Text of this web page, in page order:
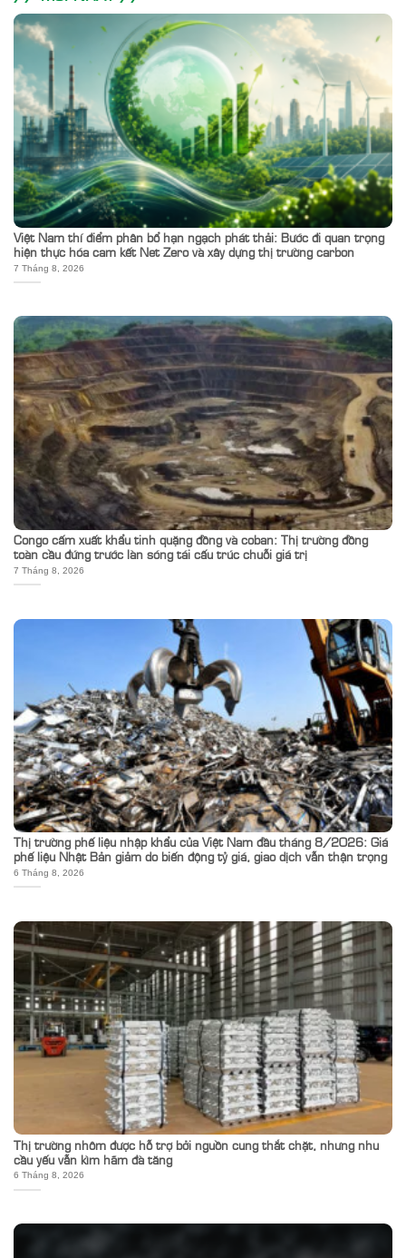
Việt Nam thí điểm phân bổ hạn ngạch phát thải: Bước đi quan trọng
hiện thực hóa cam kết Net Zero và xây dựng thị trường carbon
7 Tháng 8, 2026
Congo cấm xuất khẩu tinh quặng đồng và coban: Thị trường đồng
toàn cầu đứng trước làn sóng tái cấu trúc chuỗi giá trị
7 Tháng 8, 2026
Thị trường phế liệu nhập khẩu của Việt Nam đầu tháng 8/2026: Giá
phế liệu Nhật Bản giảm do biến động tỷ giá, giao dịch vẫn thận trọng
6 Tháng 8, 2026
Thị trường nhôm được hỗ trợ bởi nguồn cung thắt chặt, nhưng nhu
cầu yếu vẫn kìm hãm đà tăng
6 Tháng 8, 2026